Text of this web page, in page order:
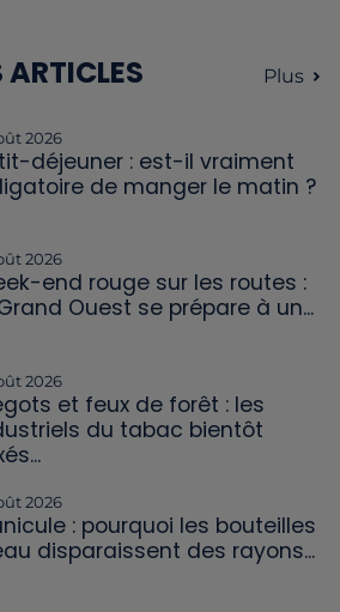
ARTICLES Plus
2026
déjeuner : est-il vraiment
de manger le matin ?
2026
end rouge sur les routes :
Ouest se prépare à un...
2026
et feux de forêt : les
du tabac bientôt
2026
: pourquoi les bouteilles
disparaissent des rayons...